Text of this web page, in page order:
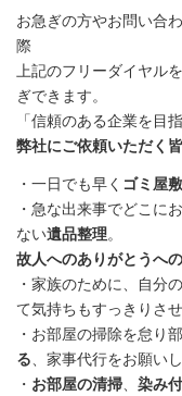
お急ぎの方やお問い合
際
上記のフリーダイヤル
ぎできます。
「信頼のある企業を目
弊社にご依頼いただく
・一日でも早く ゴミ屋敷
・急な出来事でどこに
ない遺品整理。
故人へのありがとうへ
・家族のために、自分
て気持ちもすっきりさ
・お部屋の掃除を怠り
る、家事代行をお願い
・ お部屋の清掃、 染み